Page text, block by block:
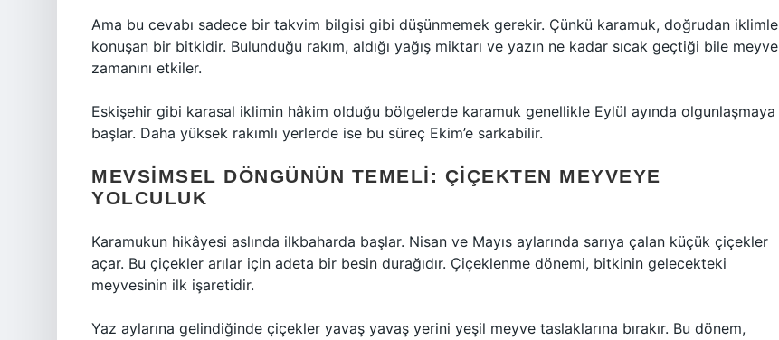
Ama bu cevabı sadece bir takvim bilgisi gibi düşünmemek gerekir. Çünkü karamuk, doğrudan iklimle
konuşan bir bitkidir. Bulunduğu rakım, aldığı yağış miktarı ve yazın ne kadar sıcak geçtiği bile meyve
zamanını etkiler.
Eskişehir gibi karasal iklimin hâkim olduğu bölgelerde karamuk genellikle Eylül ayında olgunlaşmaya
başlar. Daha yüksek rakımlı yerlerde ise bu süreç Ekim’e sarkabilir.
MEVSIMSEL DÖNGÜNÜN TEMELI: ÇIÇEKTEN MEYVEYE
YOLCULUK
Karamukun hikâyesi aslında ilkbaharda başlar. Nisan ve Mayıs aylarında sarıya çalan küçük çiçekler
açar. Bu çiçekler arılar için adeta bir besin durağıdır. Çiçeklenme dönemi, bitkinin gelecekteki
meyvesinin ilk işaretidir.
Yaz aylarına gelindiğinde çiçekler yavaş yavaş yerini yeşil meyve taslaklarına bırakır. Bu dönem,